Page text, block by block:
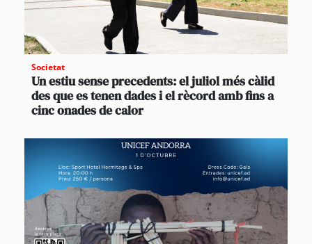
Societat
Un estiu sense precedents: el juliol més càlid
des que es tenen dades i el rècord amb fins a
cinc onades de calor